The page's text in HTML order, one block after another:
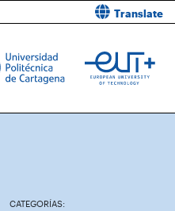
Translate
CATEGORÍAS: